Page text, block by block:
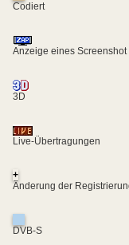
Codiert
Anzeige eines Screenshot
3D
Live-Übertragungen
+
Änderung der
DVB-S